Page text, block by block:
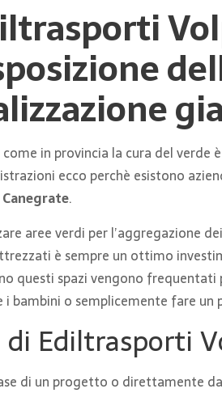
in provincia la cura del verde
ecco perchè esistono
.
aree verdi per l’aggregazione
è sempre un ottimo
questi spazi vengono
i bambini o semplicemente fare un
di Ediltrasporti
di un progetto o direttamente